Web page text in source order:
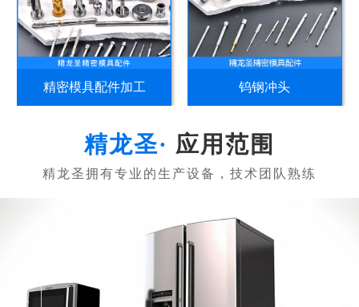
精密模具配件加工 钨钢冲头
应用范围